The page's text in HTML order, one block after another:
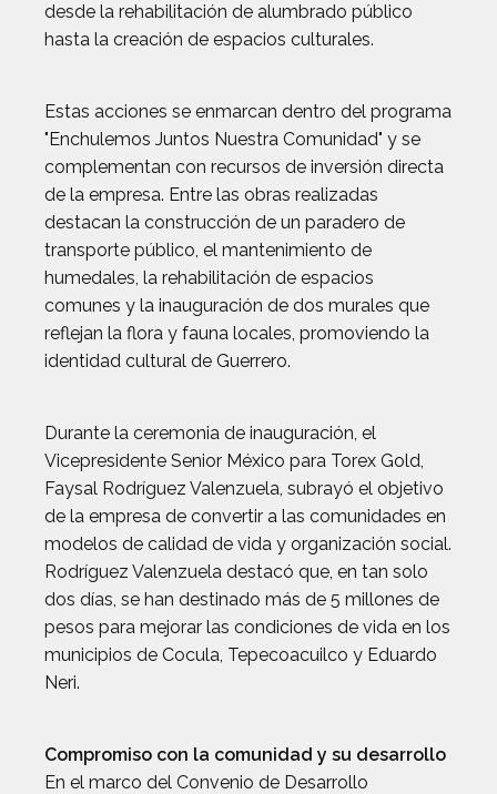
desde la rehabilitación de alumbrado público
hasta la creación de espacios culturales.
Estas acciones se enmarcan dentro del programa
"Enchulemos Juntos Nuestra Comunidad" y se
complementan con recursos de inversión directa
de la empresa. Entre las obras realizadas
destacan la construcción de un paradero de
transporte público, el mantenimiento de
humedales, la rehabilitación de espacios
comunes y la inauguración de dos murales que
reflejan la flora y fauna locales, promoviendo la
identidad cultural de Guerrero.
Durante la ceremonia de inauguración, el
Vicepresidente Senior México para Torex Gold,
Faysal Rodríguez Valenzuela, subrayó el objetivo
de la empresa de convertir a las comunidades en
modelos de calidad de vida y organización social.
Rodríguez Valenzuela destacó que, en tan solo
dos días, se han destinado más de 5 millones de
pesos para mejorar las condiciones de vida en los
municipios de Cocula, Tepecoacuilco y Eduardo
Neri.
Compromiso con la comunidad y su desarrollo
En el marco del Convenio de Desarrollo